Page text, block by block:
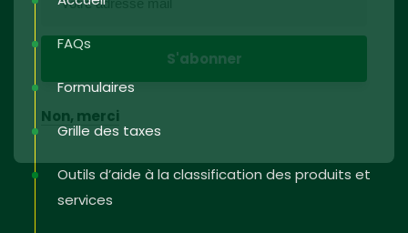
FAQs
Formulaires
Grille des taxes
Outils d’aide à la classification des produits et
services
Non, merci